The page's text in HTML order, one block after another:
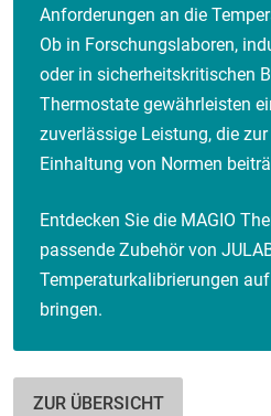
Anforderungen an die
Ob in Forschungslaboren,
oder in sicherheitskritischen
Thermostate gewährleisten
zuverlässige Leistung, die
Einhaltung von Normen
Entdecken Sie die MAGIO
passende Zubehör von
Temperaturkalibrierungen
bringen.
ZUR ÜBERSICHT